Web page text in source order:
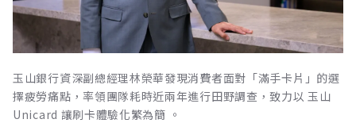
玉山銀行資深副總經理林榮華發現消費者面對「滿手卡片」的選
擇疲勞痛點，率領團隊耗時近兩年進行田野調查，致力以 玉山
Unicard 讓刷卡體驗化繁為簡 。